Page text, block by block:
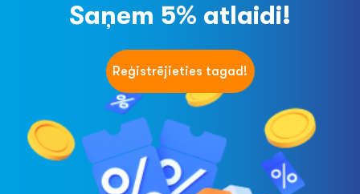
Saņem 5% atlaidi!
Reģistrējieties tagad!